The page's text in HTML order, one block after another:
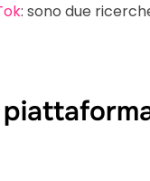
: sono due